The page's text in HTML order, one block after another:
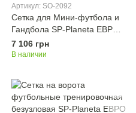
Артикул: SO-2092
Сетка для Мини-футбола и
Гандбола SP-Planeta ЕВРО
ЭЛИТ SO-2092 3x2,04x0,6м
2шт
7 106 грн
В наличии